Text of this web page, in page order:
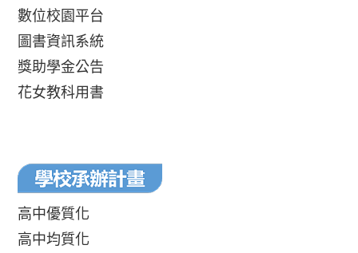
數位校園平台
圖書資訊系統
獎助學金公告
花女教科用書
高中優質化
高中均質化